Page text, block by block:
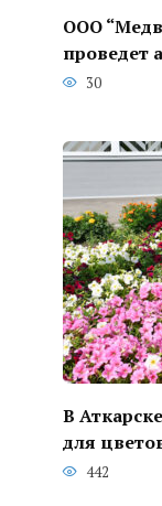
ООО
проведет
30
В
для
442